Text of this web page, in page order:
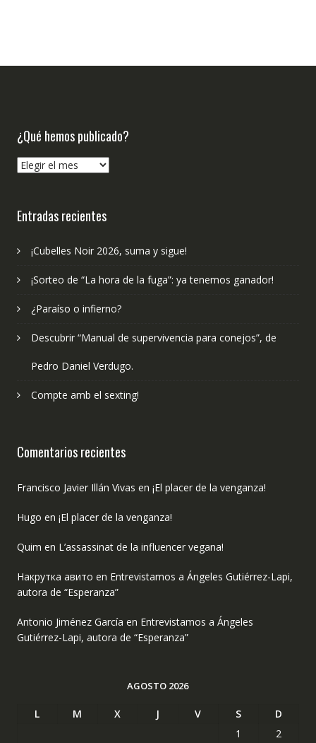
¿Qué hemos publicado?
¿Qué
Entradas recientes
¡Cubelles Noir 2026, suma y sigue!
¡Sorteo de “La hora de la fuga”: ya tenemos ganador!
¿Paraíso o infierno?
Descubrir “Manual de supervivencia para conejos”, de
Pedro Daniel Verdugo.
Compte amb el sexting!
Comentarios recientes
Francisco Javier Illán Vivas en ¡El placer de la venganza!
Hugo en ¡El placer de la venganza!
Quim en L’assassinat de la influencer vegana!
Накрутка авито en Entrevistamos a Ángeles Gutiérrez-Lapi,
autora de “Esperanza”
Antonio Jiménez García en Entrevistamos a Ángeles
Gutiérrez-Lapi, autora de “Esperanza”
AGOSTO 2026
L M X J V S
D
1
2